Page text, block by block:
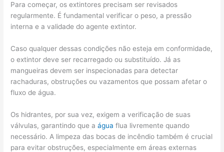
Para começar, os extintores precisam ser revisados
regularmente. É fundamental verificar o peso, a pressão
interna e a validade do agente extintor.
Caso qualquer dessas condições não esteja em conformidade,
o extintor deve ser recarregado ou substituído. Já as
mangueiras devem ser inspecionadas para detectar
rachaduras, obstruções ou vazamentos que possam afetar o
fluxo de água.
Os hidrantes, por sua vez, exigem a verificação de suas
válvulas, garantindo que aágua flua livremente quando
necessário. A limpeza das bocas de incêndio também é crucial
para evitar obstruções, especialmente em áreas externas